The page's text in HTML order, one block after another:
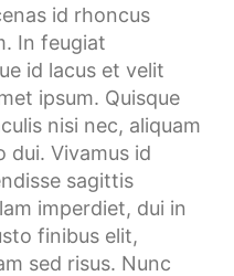
id rhoncus
In feugiat
id lacus et velit
ipsum. Quisque
nisi nec, aliquam
dui. Vivamus id
sagittis
imperdiet, dui in
finibus elit,
sed risus. Nunc